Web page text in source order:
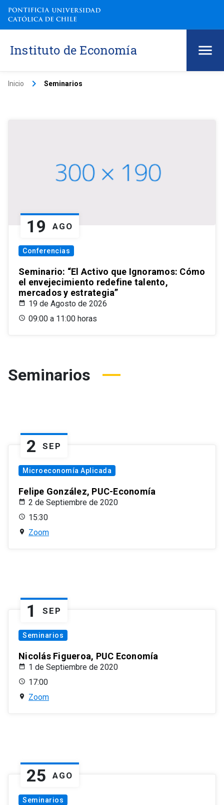
Instituto de Economía
Inicio keyboard_arrow_right Seminarios
19 AGO
Conferencias
Seminario: “El Activo que Ignoramos: Cómo
el envejecimiento redefine talento,
mercados y estrategia”
19 de Agosto de 2026
09:00 a 11:00 horas
Seminarios
2 SEP
Microeconomía Aplicada
Felipe González, PUC-Economía
2 de Septiembre de 2020
15:30
Zoom
1 SEP
Seminarios
Nicolás Figueroa, PUC Economía
1 de Septiembre de 2020
17:00
Zoom
25 AGO
Seminarios